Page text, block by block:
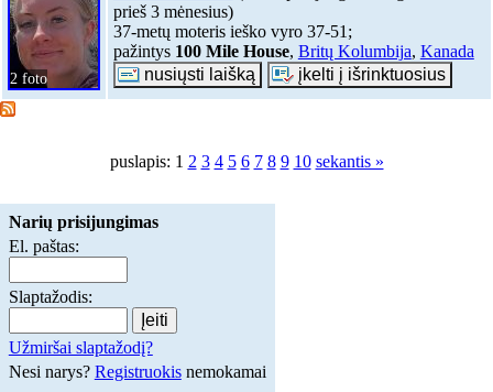
2 foto
prieš 3 mėnesius)
37-metų moteris ieško vyro 37-51;
pažintys 100 Mile House, Britų Kolumbija, Kanada
puslapis: 1 2 3 4 5 6 7 8 9 10 sekantis »
Narių prisijungimas
El. paštas:
Slaptažodis:
Užmiršai slaptažodį?
Nesi narys? Registruokisnemokamai